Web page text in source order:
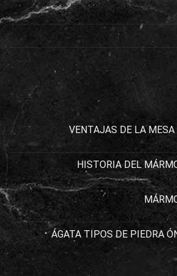
VENTAJAS DE LA
HISTORIA DEL
ÁGATA TIPOS DE PIEDRA